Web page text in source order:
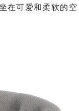
在可爱和柔软的空